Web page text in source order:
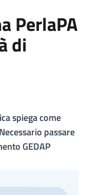
PerlaPA
di
spiega come
passare
GEDAP